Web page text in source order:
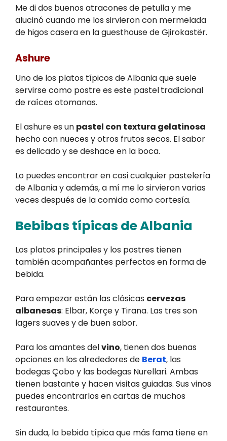
Me di dos buenos atracones de petulla y me
alucinó cuando me los sirvieron con mermelada
de higos casera en la guesthouse de Gjirokastër.
Ashure
Uno de los platos típicos de Albania que suele
servirse como postre es este pasteltradicional
de raíces otomanas.
El ashure es un pastel con textura gelatinosa
hecho con nueces y otros frutos secos. El sabor
es delicado y se deshace en la boca.
Lo puedes encontrar en casi cualquier pastelería
de Albania y además, a mí me lo sirvieron varias
veces después de la comida como cortesía.
Bebibas típicas de Albania
Los platos principales y los postres tienen
también acompañantes perfectos en forma de
bebida.
Para empezar están las clásicas cervezas
albanesas: Elbar, Korçe y Tirana. Las tres son
lagers suaves y de buen sabor.
Para los amantes delvino, tienen dos buenas
opciones en los alrededores de Berat, las
bodegas Çobo y las bodegas Nurellari. Ambas
tienen bastante y hacen visitas guiadas. Sus vinos
puedes encontrarlos en cartas de muchos
restaurantes.
Sin duda, la bebida típica que más fama tiene en